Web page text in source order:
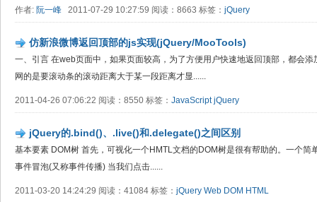
作者: 阮一峰 2011-07-29 10:27:59 阅读：8663 标签： jQuery
仿新浪微博返回顶部的js实现(jQuery/MooTools)
一、引言 在web页面中，如果页面较高，为了方便用户快速地返回顶部，都会
网的是要滚动条的滚动距离大于某一段距离才显......
2011-04-26 07:06:22 阅读：8550 标签： JavaScript jQuery
jQuery的.bind()、.live()和.delegate()之间区别
基本要素 DOM树 首先，可视化一个HMTL文档的DOM树是很有帮助的。一个简
事件冒泡(又称事件传播) 当我们点击......
2011-03-20 14:24:29 阅读：41084 标签： jQuery Web DOM HTML